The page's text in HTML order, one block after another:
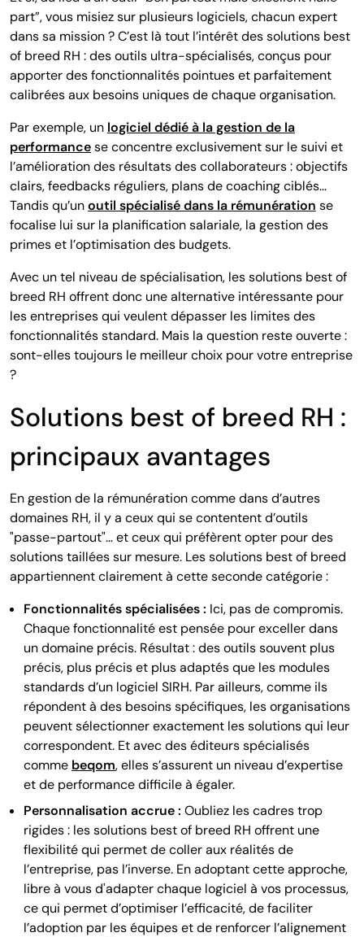
part”, vous misiez sur plusieurs logiciels, chacun expert
dans sa mission ? C’est là tout l’intérêt des solutions best
of breed RH : des outils ultra-spécialisés, conçus pour
apporter des fonctionnalités pointues et parfaitement
calibrées aux besoins uniques de chaque organisation.
Par exemple, un logiciel dédié à la gestion de la
performancese concentre exclusivement sur le suivi et
l’amélioration des résultats des collaborateurs : objectifs
clairs, feedbacks réguliers, plans de coaching ciblés…
Tandis qu’unoutil spécialisé dans la rémunération se
focalise lui sur la planification salariale, la gestion des
primes et l’optimisation des budgets.
Avec un tel niveau de spécialisation, les solutions best of
breed RH offrent donc une alternative intéressante pour
les entreprises qui veulent dépasser les limites des
fonctionnalités standard. Mais la question reste ouverte :
sont-elles toujours le meilleur choix pour votre entreprise
?
Solutions best of breed RH :
principaux avantages
En gestion de la rémunération comme dans d’autres
domaines RH, il y a ceux qui se contentent d’outils
"passe-partout"… et ceux qui préfèrent opter pour des
solutions taillées sur mesure. Les solutions best of breed
appartiennent clairement à cette seconde catégorie :
Fonctionnalités spécialisées : Ici, pas de compromis.
Chaque fonctionnalité est pensée pour exceller dans
un domaine précis. Résultat : des outils souvent plus
précis, plus précis et plus adaptés que les modules
standards d’un logiciel SIRH. Par ailleurs, comme ils
répondent à des besoins spécifiques, les organisations
peuvent sélectionner exactement les solutions qui leur
correspondent. Et avec des éditeurs spécialisés
comme beqom, elles s’assurent un niveau d’expertise
et de performance difficile à égaler.
Personnalisation accrue : Oubliez les cadres trop
rigides : les solutions best of breed RH offrent une
flexibilité qui permet de coller aux réalités de
l’entreprise, pas l’inverse. En adoptant cette approche,
libre à vous d'adapter chaque logiciel à vos processus,
ce qui permet d’optimiser l’efficacité, de faciliter
l’adoption par les équipes et de renforcer l’alignement